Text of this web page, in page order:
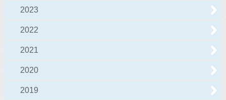
2023
2022
2021
2020
2019